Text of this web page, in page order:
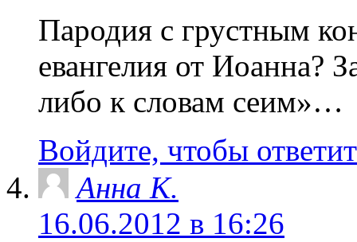
Пародия с грустным
евангелия от Иоанна?
либо к словам сеим»…
Войдите, чтобы
Анна K.
16.06.2012 в 16:26